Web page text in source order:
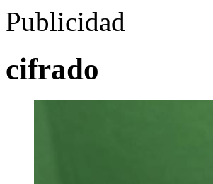
Publicidad
cifrado